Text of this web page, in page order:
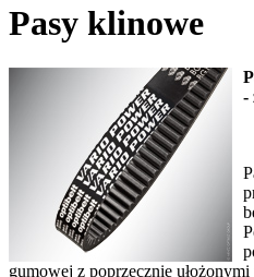
Pasy klinowe
-
gumowej z poprzecznie ułożonymi